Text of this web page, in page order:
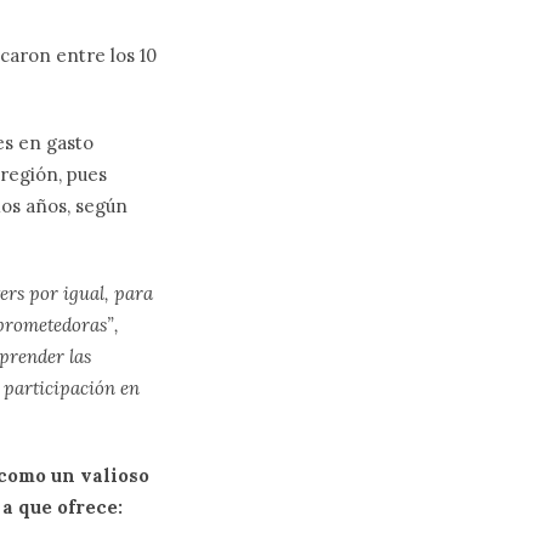
entre los 10
en gasto
pues
años, según
por igual, para
las
participación en
un valioso
que ofrece: